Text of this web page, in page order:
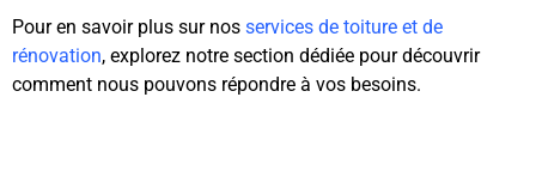
Pour en savoir plus sur nos services de toiture et de
rénovation, explorez notre section dédiée pour découvrir
comment nous pouvons répondre à vos besoins.